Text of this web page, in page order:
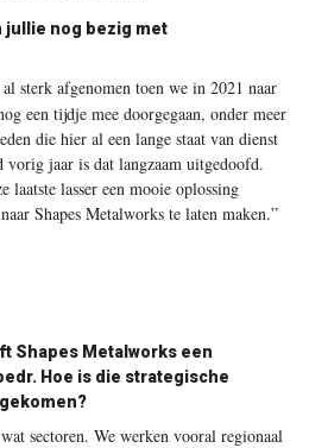
jullie nog bezig met
sterk afgenomen toen we in 2021 naar
een tijdje mee doorgegaan, onder meer
die hier al een lange staat van dienst
vorig jaar is dat langzaam uitgedoofd.
lasser een mooie oplossing
Shapes Metalworks te laten maken.”
Shapes Metalworks een
Hoe is die strategische
sectoren. We werken vooral regionaal